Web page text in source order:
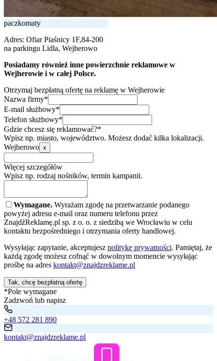
paczkomaty
Adres: Ofiar Piaśnicy 1F,84-200
na parkingu Lidla, Wejherowo
Posiadamy również inne powierzchnie reklamowe w
Wejherowie i w całej Polsce.
Otrzymaj bezpłatną ofertę na reklamę w Wejherowie
Nazwa firmy*
E-mail służbowy*
Telefon służbowy*
Gdzie chcesz się reklamować?*
Wpisz np. miasto, województwo. Możesz dodać kilka lokalizacji.
Wejherowo x
Więcej szczegółów
Wpisz np. rodzaj nośników, termin kampanii.
Wymagane. Wyrażam zgodę na przetwarzanie podanego
powyżej adresu e-mail oraz numeru telefonu przez
ZnajdźReklamę.pl sp. z o. o. z siedzibą we Wrocławiu w celu
kontaktu bezpośredniego i otrzymania oferty handlowej.
Wysyłając zapytanie, akceptujesz politykę prywatności. Pamiętaj, że
każdą zgodę możesz cofnąć w dowolnym momencie wysyłając
prośbę na adres kontakt@znajdzreklame.pl
Tak, chcę bezpłatną ofertę
*Pole wymagane
Zadzwoń lub napisz
+48 572 281 890
kontakt@znajdzreklame.pl